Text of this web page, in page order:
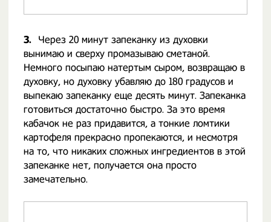
3.
Через 20 минут запеканку из духовки
вынимаю и сверху промазываю сметаной.
Немного посыпаю натертым сыром, возвращаю в
духовку, но духовку убавляю до 180 градусов и
выпекаю запеканку еще десять минут. Запеканка
готовиться достаточно быстро. За это время
кабачок не раз придавится, а тонкие ломтики
картофеля прекрасно пропекаются, и несмотря
на то, что никаких сложных ингредиентов в этой
запеканке нет, получается она просто
замечательно.